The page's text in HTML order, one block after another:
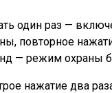
один раз —
повторное
— режим охраны
нажатие два